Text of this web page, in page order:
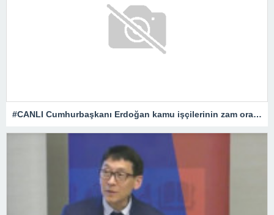
#CANLI Cumhurbaşkanı Erdoğan kamu işçilerinin zam oranını açıklıyor